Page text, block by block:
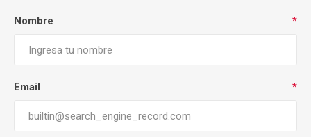
Nombre *
Email *